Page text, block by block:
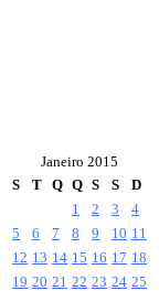
Janeiro 2015
S
T Q Q S S
D
1
2 3
4
5
6 7 8 9 10 11
12 13 14 15 16 17 18
19 20 21 22 23 24 25